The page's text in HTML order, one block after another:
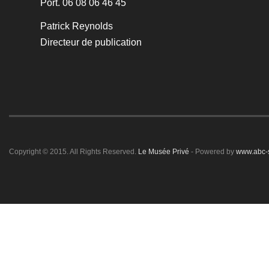
Port. 06 08 06 46 45
Patrick Reynolds
Directeur de publication
Copyright © 2015. All Rights Reserved. Le Musée Privé - Powered by